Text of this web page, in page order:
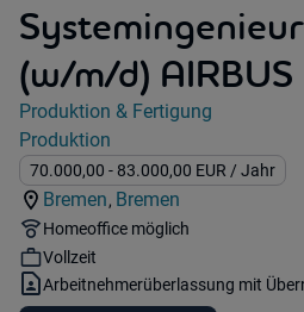
(w/m/d) AIRBUS
Jobdetails
Kategorie:
Produktion & Fertigung
Industry:
Produktion
Gehalt:
70.000,00 - 83.000,00 EUR / Jahr
Standorte:
Bremen,
Region:
Bremen
Remote Option:
Homeoffice möglich
Workhours:
Vollzeit
Vertragsart:
Arbeitnehmerüberlassung mit